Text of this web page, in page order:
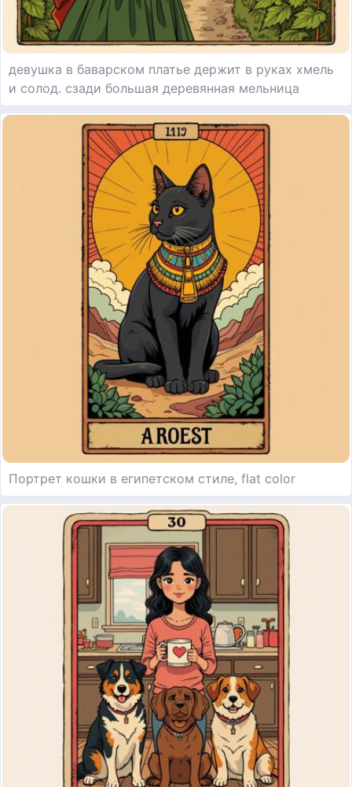
девушка в баварском платье держит в руках хмель
и солод. сзади большая деревянная мельница
Портрет кошки в египетском стиле, flat color